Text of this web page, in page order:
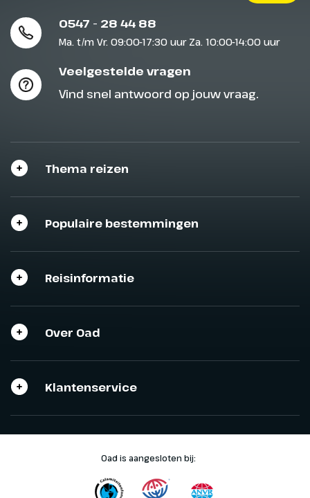
0547 - 28 44 88
Ma. t/m Vr. 09:00-17:30 uur Za. 10:00-14:00 uur
Veelgestelde vragen
Vind snel antwoord op jouw vraag.
Thema reizen
Populaire bestemmingen
Reisinformatie
Over Oad
Klantenservice
Oad is aangesloten bij: